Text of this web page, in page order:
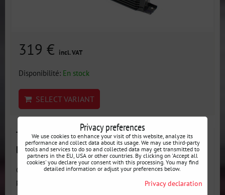
319 € incl. VAT
Disponibilité: En stock
SELECT VARIANT
Tuyau d'alimentation d'huile AN10 PTFE - Différentes
longueurs
Ces durites d'huile sont conçues pour fonctionner à des
pressions...
Privacy preferences
We use cookies to enhance your visit of this website, analyze its
performance and collect data about its usage. We may use third-party
tools and services to do so and collected data may get transmitted to
partners in the EU, USA or other countries. By clicking on 'Accept all
cookies' you declare your consent with this processing. You may find
detailed information or adjust your preferences below.
Privacy declaration